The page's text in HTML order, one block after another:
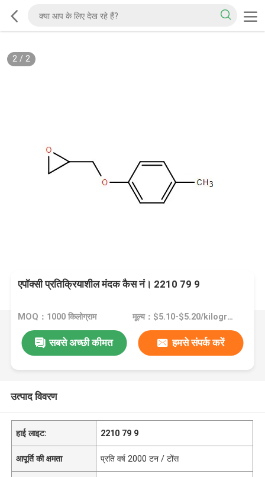
2/ 2
एपॉक्सी प्रतिक्रियाशील मंदक कैस नं। 2210 79 9
MOQ：1000 किलोग्राम मूल्य：$5.10-$5.20/kilograms
सबसे अच्छी कीमत हमसे संपर्क करें
उत्पाद विवरण
हाई लाइट: 2210 79 9
आपूर्ति की क्षमता प्रति वर्ष 2000 टन / टोंस